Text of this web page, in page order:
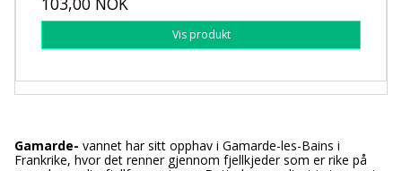
Vis produkt
Gamarde- vannet har sitt opphav i Gamarde-les-Bains i
Frankrike, hvor det renner gjennom fjellkjeder som er rike på